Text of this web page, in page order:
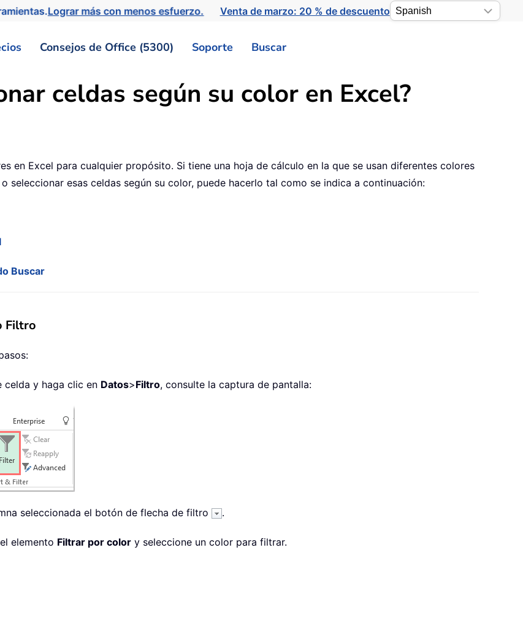
Lograr más con menos esfuerzo. Venta de marzo: 20 % de descuento
Consejos de Office (5300) Soporte Buscar
celdas según su color en Excel?
en Excel para cualquier propósito. Si tiene una hoja de cálculo en la que se usan diferentes colores
esas celdas según su color, puede hacerlo tal como se indica a continuación:
Buscar
Filtro
celda y haga clic en Datos>Filtro, consulte la captura de pantalla:
seleccionada el botón de flecha de filtro .
elemento Filtrar por color y seleccione un color para filtrar.